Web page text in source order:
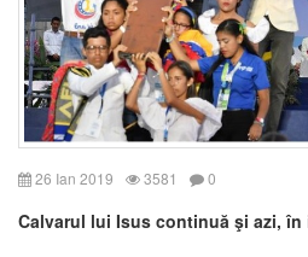
26 Ian 2019 3581 0
Calvarul lui Isus continuă şi azi,